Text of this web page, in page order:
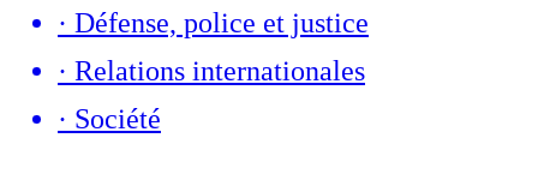
· Défense, police et justice
· Relations internationales
· Société